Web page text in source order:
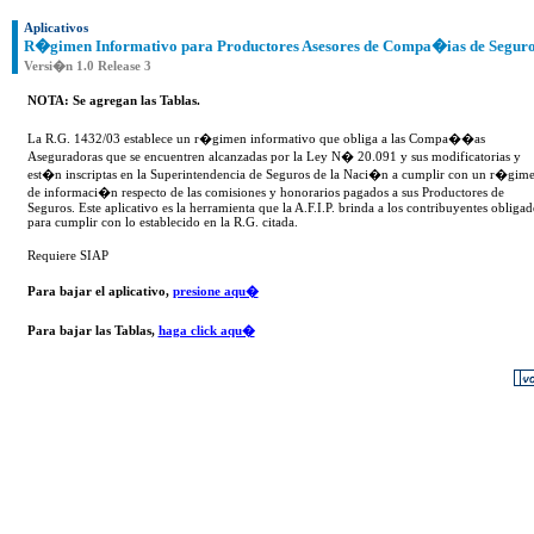
Aplicativos
R�gimen Informativo para Productores Asesores de Compa�ias de
Versi�n 1.0 Release 3
NOTA: Se agregan las Tablas.
La R.G. 1432/03 establece un r�gimen informativo que obliga a las Compa��as
Aseguradoras que se encuentren alcanzadas por la Ley N� 20.091 y sus modificatorias y
est�n inscriptas en la Superintendencia de Seguros de la Naci�n a cumplir con un
de informaci�n respecto de las comisiones y honorarios pagados a sus Productores de
Seguros. Este aplicativo es la herramienta que la A.F.I.P. brinda a los contribuyentes
para cumplir con lo establecido en la R.G. citada.
Requiere SIAP
Para bajar el aplicativo, presione aqu�
Para bajar las Tablas, haga click aqu�